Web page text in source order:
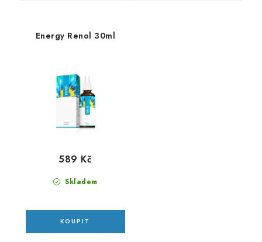
Energy Renol 30ml
Skladem
589 Kč